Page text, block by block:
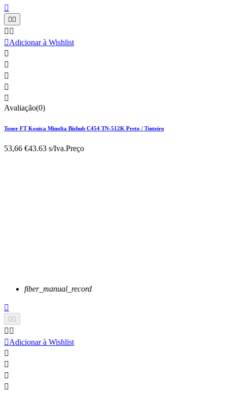

 
 
Adicionar à Wishlist





Avaliação(0)
Toner FT Konica Minolta Bizhub C454 TN-512K Preto / Tinteiro
53,66 €43.63 s/Iva.Preço
fiber_manual_record

 
 
Adicionar à Wishlist



